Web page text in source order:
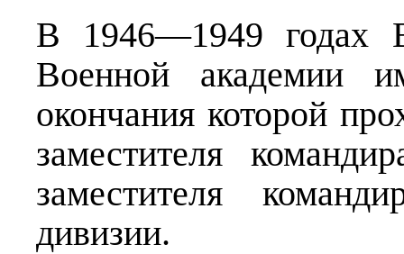
В 1946—1949 годах
Военной академии
окончания которой
заместителя
заместителя
дивизии.